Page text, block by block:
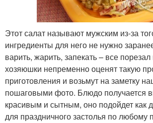
Этот салат называют мужским из-за
ингредиенты для него не нужно
варить, жарить, запекать – все
хозяюшки непременно оценят такую
приготовления и возьмут на заметку
пошаговыми фото. Блюдо получается
красивым и сытным, оно подойдет как
для праздничного застолья по любому